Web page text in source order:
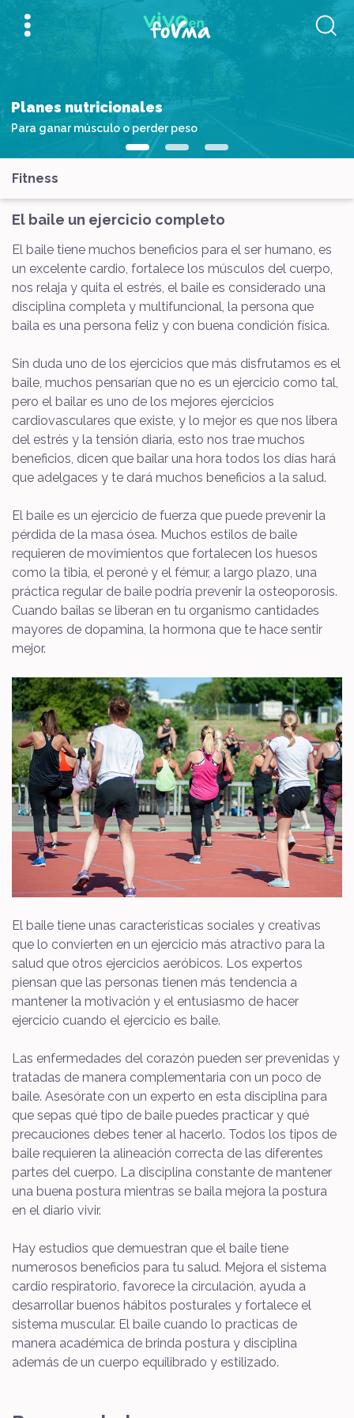
Planes nutricionales
Para ganar músculo o perder peso
Fitness
El baile un ejercicio completo
El baile tiene muchos beneficios para el ser humano, es
un excelente cardio, fortalece los músculos del cuerpo,
nos relaja y quita el estrés, el baile es considerado una
disciplina completa y multifuncional, la persona que
baila es una persona feliz y con buena condición física.
Sin duda uno de los ejercicios que más disfrutamos es el
baile, muchos pensarían que no es un ejercicio como tal,
pero el bailar es uno de los mejores ejercicios
cardiovasculares que existe, y lo mejor es que nos libera
del estrés y la tensión diaria, esto nos trae muchos
beneficios, dicen que bailar una hora todos los días hará
que adelgaces y te dará muchos beneficios a la salud.
El baile es un ejercicio de fuerza que puede prevenir la
pérdida de la masa ósea. Muchos estilos de baile
requieren de movimientos que fortalecen los huesos
como la tibia, el peroné y el fémur, a largo plazo, una
práctica regular de baile podría prevenir la osteoporosis.
Cuando bailas se liberan en tu organismo cantidades
mayores de dopamina, la hormona que te hace sentir
mejor.
El baile tiene unas características sociales y creativas
que lo convierten en un ejercicio más atractivo para la
salud que otros ejercicios aeróbicos. Los expertos
piensan que las personas tienen más tendencia a
mantener la motivación y el entusiasmo de hacer
ejercicio cuando el ejercicio es baile.
Las enfermedades del corazón pueden ser prevenidas y
tratadas de manera complementaria con un poco de
baile. Asesórate con un experto en esta disciplina para
que sepas qué tipo de baile puedes practicar y qué
precauciones debes tener al hacerlo. Todos los tipos de
baile requieren la alineación correcta de las diferentes
partes del cuerpo. La disciplina constante de mantener
una buena postura mientras se baila mejora la postura
en el diario vivir.
Hay estudios que demuestran que el baile tiene
numerosos beneficios para tu salud. Mejora el sistema
cardio respiratorio, favorece la circulación, ayuda a
desarrollar buenos hábitos posturales y fortalece el
sistema muscular. El baile cuando lo practicas de
manera académica de brinda postura y disciplina
además de un cuerpo equilibrado y estilizado.